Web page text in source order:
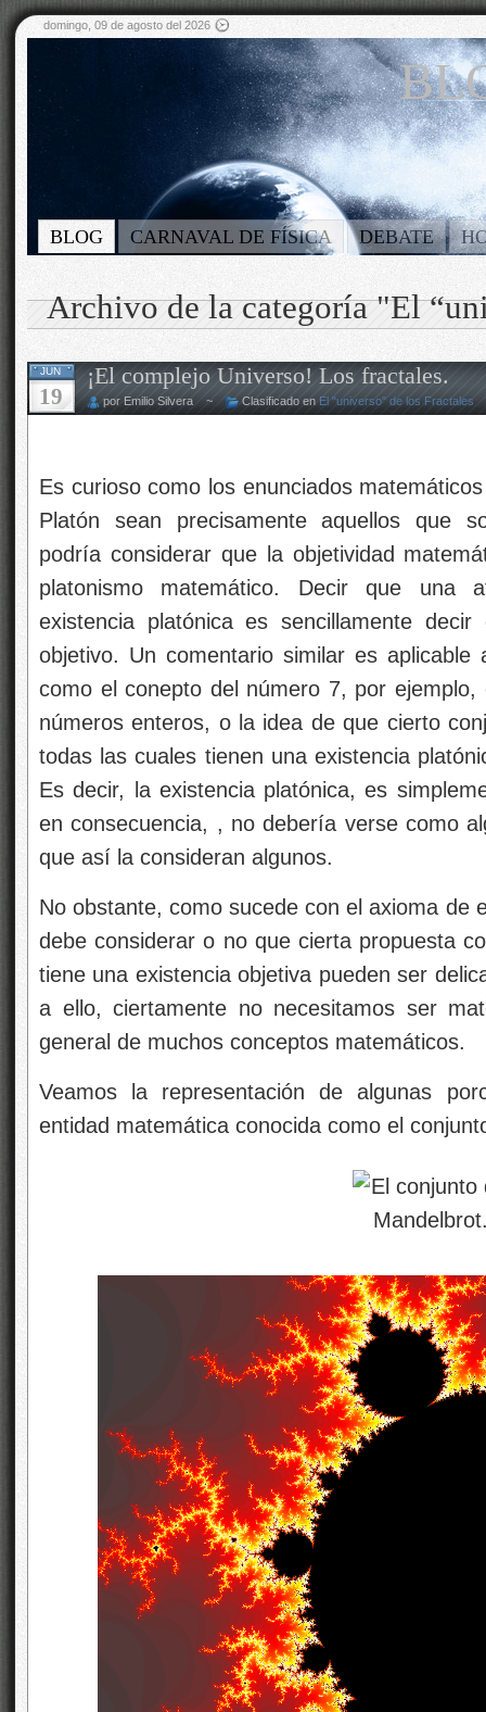
domingo, 09 de agosto del 2026
BLOG CARNAVAL DE FÍSICA DEBATE
Archivo de la categoría "El
JUN
19
¡El complejo Universo! Los fractales.
por Emilio Silvera ~ Clasificado en El "universo" de los Fractales
Es curioso como los enunciados
Platón sean precisamente aquellos que
podría considerar que la objetividad
platonismo matemático. Decir que una
existencia platónica es sencillamente
objetivo. Un comentario similar es
como el conepto del número 7, por
números enteros, o la idea de que cierto
todas las cuales tienen una existencia
Es decir, la existencia platónica, es
en consecuencia, , no debería verse como
que así la consideran algunos.
No obstante, como sucede con el axioma de
debe considerar o no que cierta propuesta
tiene una existencia objetiva pueden ser
a ello, ciertamente no necesitamos ser
general de muchos conceptos matemáticos.
Veamos la representación de algunas
entidad matemática conocida como el